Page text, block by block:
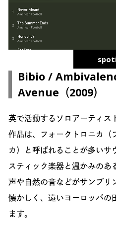
Bibio /
Avenue（2009）
英で活動するソロアーティ
作品は、フォークトロニカ（
カ）と呼ばれることが多いサ
スティック楽器と温かみのあ
声や自然の音などがサンプリ
懐かしく、遠いヨーロッパの
ます。